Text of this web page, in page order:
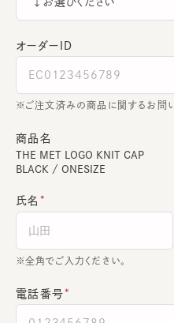
オーダーＩＤ
ご注文済みの商品に関するお問
商品名
THE MET LOGO KNIT CAP
BLACK / ONESIZE
氏名
全角でご入力ください。
電話番号